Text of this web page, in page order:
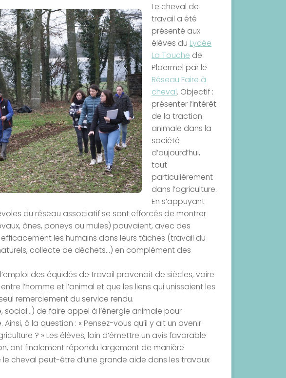
Le cheval de
travail a été
présenté aux
élèves du Lycée
La Touche de
Ploërmel par le
Réseau Faire à
cheval. Objectif :
présenter l’intérêt
de la traction
animale dans la
société
d’aujourd’hui,
tout
particulièrement
dans l’agriculture.
En s’appuyant
du réseau associatif se sont efforcés de montrer
ânes, poneys ou mules) pouvaient, avec des
les humains dans leurs tâches (travail du
collecte de déchets…) en complément des
des équidés de travail provenait de siècles, voire
l’homme et l’animal et que les liens qui unissaient les
remerciement du service rendu.
social…) de faire appel à l’énergie animale pour
à la question : « Pensez-vous qu’il y ait un avenir
? » Les élèves, loin d’émettre un avis favorable
ont finalement répondu largement de manière
cheval peut-être d’une grande aide dans les travaux